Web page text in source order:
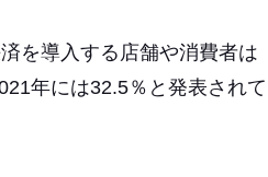
を導入する店舗や消費者は
年には32.5％と発表されて